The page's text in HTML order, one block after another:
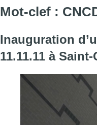
Mot-clef :
Inauguration
11.11.11 à